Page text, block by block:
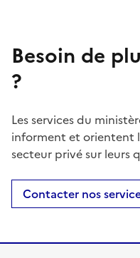
Besoin de
?
Les services du
informent et orientent
secteur privé sur leurs
Contacter nos